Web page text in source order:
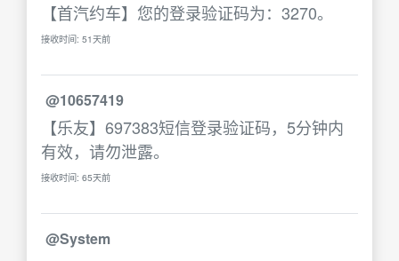
【首汽约车】您的登录验证码为：3270。
接收时间: 51天前
@10657419
【乐友】697383短信登录验证码，5分钟内
有效，请勿泄露。
接收时间: 65天前
@System